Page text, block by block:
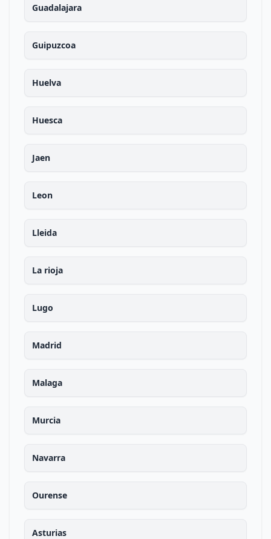
Guadalajara
Guipuzcoa
Huelva
Huesca
Jaen
Leon
Lleida
La rioja
Lugo
Madrid
Malaga
Murcia
Navarra
Ourense
Asturias